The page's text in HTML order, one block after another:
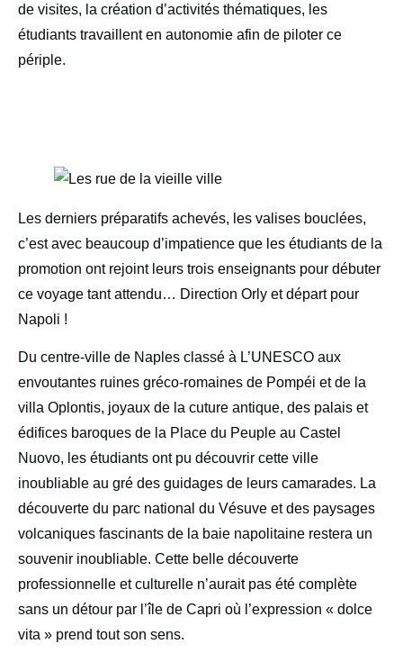
de visites, la création d’activités thématiques, les
étudiants travaillent en autonomie afin de piloter ce
périple.
Les derniers préparatifs achevés, les valises bouclées,
c’est avec beaucoup d’impatience que les étudiants de la
promotion ont rejoint leurs trois enseignants pour débuter
ce voyage tant attendu… Direction Orly et départ pour
Napoli !
Du centre-ville de Naples classé à L’UNESCO aux
envoutantes ruines gréco-romaines de Pompéi et de la
villa Oplontis, joyaux de la cuture antique, des palais et
édifices baroques de la Place du Peuple au Castel
Nuovo, les étudiants ont pu découvrir cette ville
inoubliable au gré des guidages de leurs camarades. La
découverte du parc national du Vésuve et des paysages
volcaniques fascinants de la baie napolitaine restera un
souvenir inoubliable. Cette belle découverte
professionnelle et culturelle n’aurait pas été complète
sans un détour par l’île de Capri où l’expression « dolce
vita » prend tout son sens.